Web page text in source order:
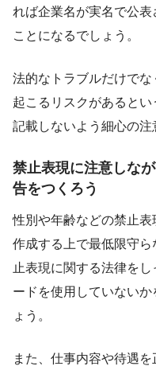
れば企業名が実名で公
ことになるでしょう。
法的なトラブルだけで
起こるリスクがあると
記載しないよう細心の注
禁止表現に注意しな
告をつくろう
性別や年齢などの禁止
作成する上で最低限守
止表現に関する法律を
ードを使用していない
ょう。
また、仕事内容や待遇